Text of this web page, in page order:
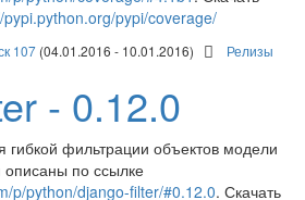
pypi.python.org/pypi/coverage/
107 (04.01.2016 - 10.01.2016) Релизы
- 0.12.0
гибкой фильтрации объектов модели
по ссылке
p/python/django-filter/#0.12.0. Скачать